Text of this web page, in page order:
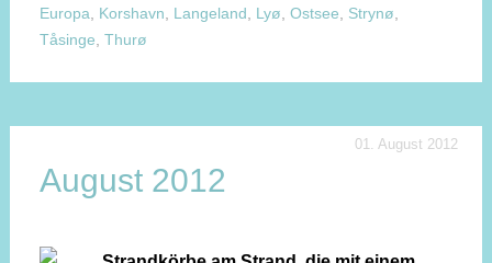
Europa Korshavn Langeland Lyø Ostsee Strynø
Tåsinge Thurø
01. August 2012
August 2012